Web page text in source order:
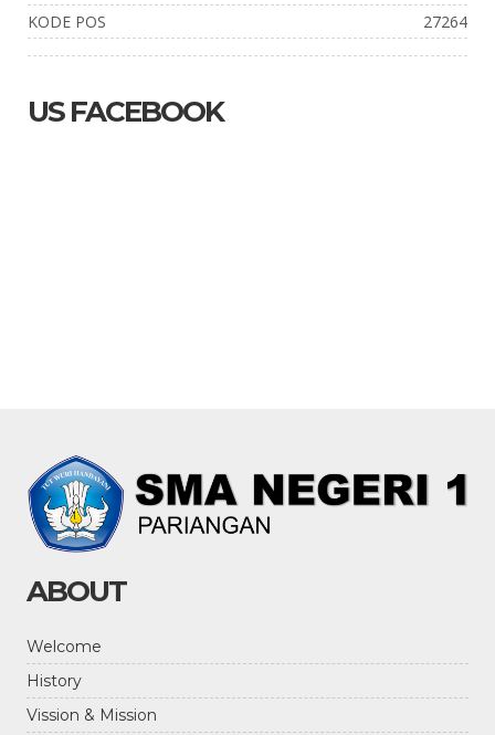
KODE POS
27264
US FACEBOOK
ABOUT
Welcome
History
Vission & Mission